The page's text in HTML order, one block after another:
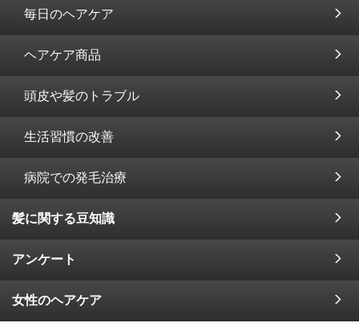
毎日のヘアケア
ヘアケア商品
頭皮や髪のトラブル
生活習慣の改善
病院での発毛治療
髪に関する豆知識
アンケート
女性のヘアケア